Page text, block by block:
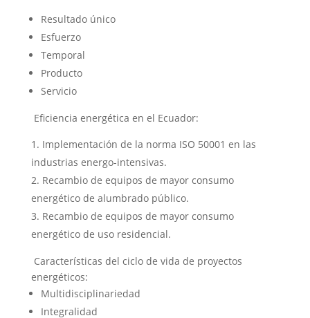
Resultado único
Esfuerzo
Temporal
Producto
Servicio
Eficiencia energética en el Ecuador:
Implementación de la norma ISO 50001 en las
industrias energo-intensivas.
Recambio de equipos de mayor consumo
energético de alumbrado público.
Recambio de equipos de mayor consumo
energético de uso residencial.
Características del ciclo de vida de proyectos
energéticos:
Multidisciplinariedad
Integralidad